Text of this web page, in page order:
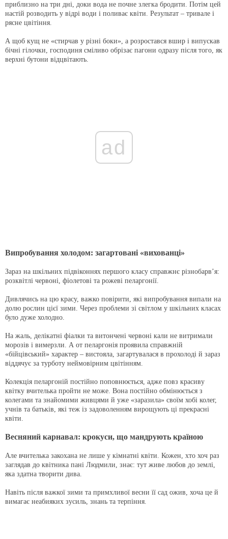
приблизно на три дні, доки вода не почне злегка бродити. Потім цей
настій розводить у відрі води і поливає квіти. Результат – тривале і
рясне цвітіння.
А щоб кущ не «стирчав у різні боки», а розростався вшир і випускав
бічні гілочки, господиня сміливо обрізає пагони одразу після того, як
верхні бутони відцвітають.
ad
Випробування холодом: загартовані «вихованці»
Зараз на шкільних підвіконнях першого класу справжнє різнобарв’я:
розквітлі червоні, фіолетові та рожеві пеларгонії.
Дивлячись на цю красу, важко повірити, які випробування випали на
долю рослин цієї зими. Через проблеми зі світлом у шкільних класах
було дуже холодно.
На жаль, делікатні фіалки та витончені червоні кали не витримали
морозів і вимерзли. А от пеларгонія проявила справжній
«бійцівський» характер – вистояла, загартувалася в прохолоді й зараз
віддячує за турботу неймовірним цвітінням.
Колекція пеларгоній постійно поповнюється, адже повз красиву
квітку вчителька пройти не може. Вона постійно обмінюється з
колегами та знайомими живцями й уже «заразила» своїм хобі колег,
учнів та батьків, які теж із задоволенням вирощують ці прекрасні
квіти.
Весняний карнавал: крокуси, що мандрують країною
Але вчителька закохана не лише у кімнатні квіти. Кожен, хто хоч раз
заглядав до квітника пані Людмили, знає: тут живе любов до землі,
яка здатна творити дива.
Навіть після важкої зими та примхливої весни її сад ожив, хоча це й
вимагає неабияких зусиль, знань та терпіння.